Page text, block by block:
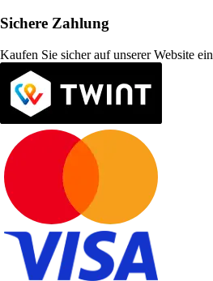
Sichere Zahlung
Kaufen Sie sicher auf unserer Website ein